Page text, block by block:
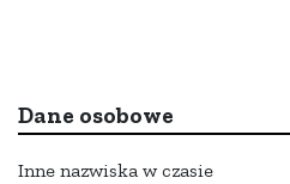
Dane osobowe
Inne nazwiska w czasie